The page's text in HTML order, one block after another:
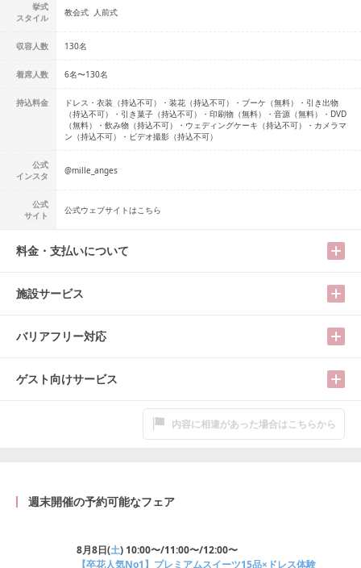
挙式
スタイル
教会式 人前式
収容人数 130名
着席人数 6名〜130名
持込料金
ドレス・衣装（持込不可）・装花（持込不可）・ブーケ（無料）・引き出物
（持込不可）・引き菓子（持込不可）・印刷物（無料）・音源（無料）・DVD
（無料）・飲み物（持込不可）・ウェディングケーキ（持込不可）・カメラマ
ン（持込不可）・ビデオ撮影（持込不可）
公式
インスタ
@mille_anges
公式
サイト
公式ウェブサイトはこちら
料金・支払いについて
施設サービス
バリアフリー対応
ゲスト向けサービス
内容に相違があった場合はこちらから
週末開催の予約可能なフェア
8月8日(土) 10:00〜/11:00〜/12:00〜
【卒花人気No1】プレミアムスイーツ15品×ドレス体験